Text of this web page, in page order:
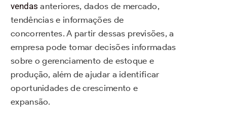
vendas anteriores, dados de mercado,
tendências e informações de
concorrentes.A partir dessas previsões, a
empresa pode tomar decisões informadas
sobre o gerenciamento de estoque e
produção, além de ajudar a identificar
oportunidades de crescimento e
expansão.